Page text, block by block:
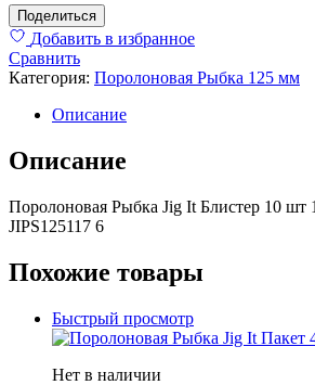
Поделиться
Добавить в избранное
Сравнить
Категория: Поролоновая Рыбка 125 мм
Описание
Описание
Поролоновая Рыбка Jig It Блистер 10 шт
JIPS125117 6
Похожие товары
Быстрый просмотр
Нет в наличии